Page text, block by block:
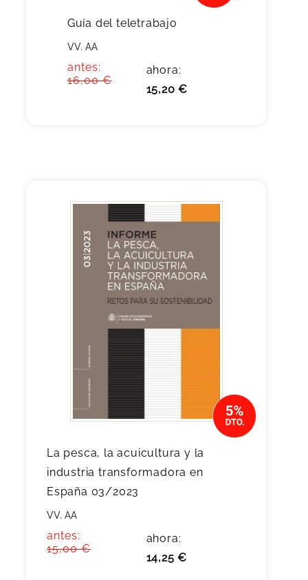
Guía del teletrabajo
VV. AA
antes:
16,00 €
ahora:
15,20 €
La pesca, la acuicultura y la
industria transformadora en
España 03/2023
VV. AA
antes:
15,00 €
ahora:
14,25 €